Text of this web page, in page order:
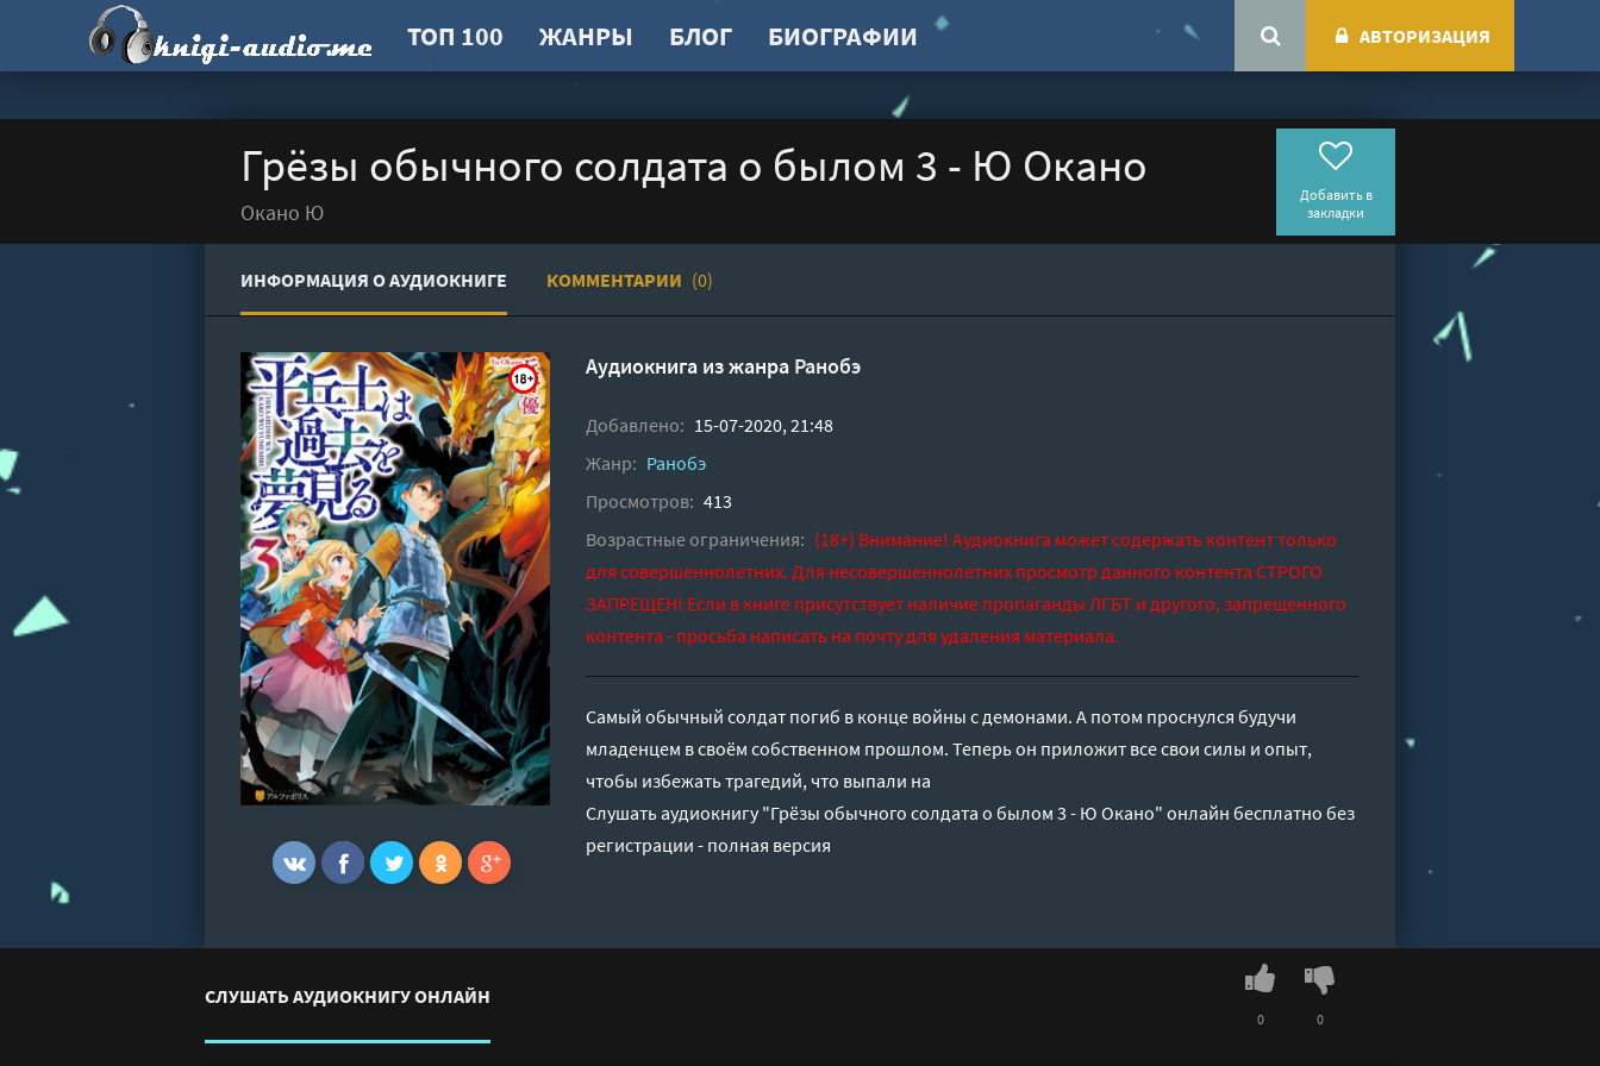
ТОП 100 ЖАНРЫ БЛОГ БИОГРАФИИ АВТОРИЗАЦИЯ
Грёзы обычного солдата о былом 3 - Ю Окано
Окано Ю
Добавить в
закладки
ИНФОРМАЦИЯ О АУДИОКНИГЕ КОММЕНТАРИИ (0)
Аудиокнига из жанра Ранобэ
Добавлено: 15-07-2020, 21:48
Жанр: Ранобэ
Просмотров: 413
Возрастные ограничения: (18+) Внимание! Аудиокнига может содержать контент только
для совершеннолетних. Для несовершеннолетних просмотр данного контента СТРОГО
ЗАПРЕЩЕН! Если в книге присутствует наличие пропаганды ЛГБТ и другого, запрещенного
контента - просьба написать на почту для удаления материала.
Самый обычный солдат погиб в конце войны с демонами. А потом проснулся будучи
младенцем в своём собственном прошлом. Теперь он приложит все свои силы и опыт,
чтобы избежать трагедий, что выпали на
Слушать аудиокнигу "Грёзы обычного солдата о былом 3 - Ю Окано" онлайн бесплатно без
регистрации - полная версия
СЛУШАТЬ АУДИОКНИГУ ОНЛАЙН
0 0